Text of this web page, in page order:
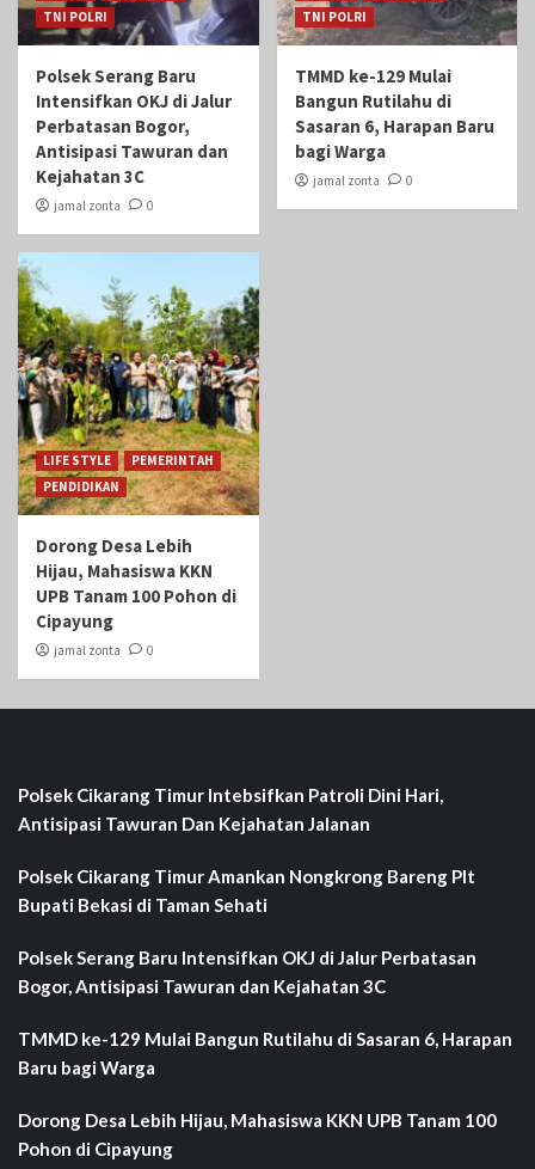
TNI POLRI
Polsek Serang Baru
Intensifkan OKJ di Jalur
Perbatasan Bogor,
Antisipasi Tawuran dan
Kejahatan 3C
jamal zonta 0
TNI POLRI
TMMD ke-129 Mulai
Bangun Rutilahu di
Sasaran 6, Harapan Baru
bagi Warga
jamal zonta 0
LIFE STYLE
PEMERINTAH
PENDIDIKAN
Dorong Desa Lebih
Hijau, Mahasiswa KKN
UPB Tanam 100 Pohon di
Cipayung
jamal zonta 0
Polsek Cikarang Timur Intebsifkan Patroli Dini Hari,
Antisipasi Tawuran Dan Kejahatan Jalanan
Polsek Cikarang Timur Amankan Nongkrong Bareng Plt
Bupati Bekasi di Taman Sehati‎
Polsek Serang Baru Intensifkan OKJ di Jalur Perbatasan
Bogor, Antisipasi Tawuran dan Kejahatan 3C
TMMD ke-129 Mulai Bangun Rutilahu di Sasaran 6, Harapan
Baru bagi Warga
Dorong Desa Lebih Hijau, Mahasiswa KKN UPB Tanam 100
Pohon di Cipayung